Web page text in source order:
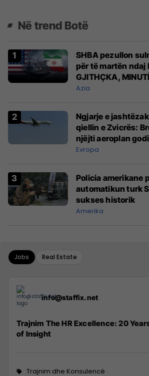
Në trend Botë
SHBA pezullon
për të martën ndaj
GJITHÇKA,
Azia
Ngjarje e
qiellin e Zvicrës:
njëjti aeroplan
rrufeja
Evropa
Policia amerikane
automatikun turk
sukses historik
Amerika
Jobs Real Estate
info@staffix.net
Trajnim The HR Excellence: 20
of Insight
Trajnim dhe Konsulencë